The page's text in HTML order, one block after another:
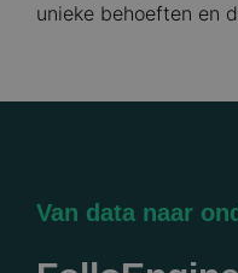
unieke behoeften en
Van data naar